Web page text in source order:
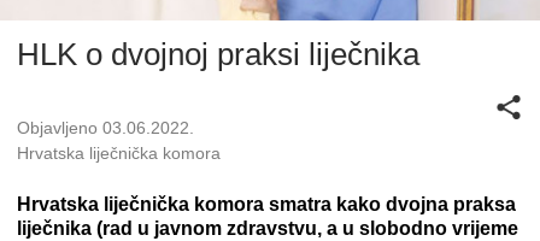
HLK o dvojnoj praksi liječnika
Objavljeno 03.06.2022.
Hrvatska liječnička komora
Hrvatska liječnička komora smatra kako dvojna praksa
liječnika (rad u javnom zdravstvu, a u slobodno vrijeme